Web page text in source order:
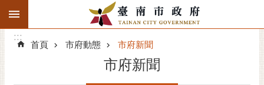
跳到主要內容區塊
搜
階
:::
:::
首頁 市府動態 市府新聞
市府新聞